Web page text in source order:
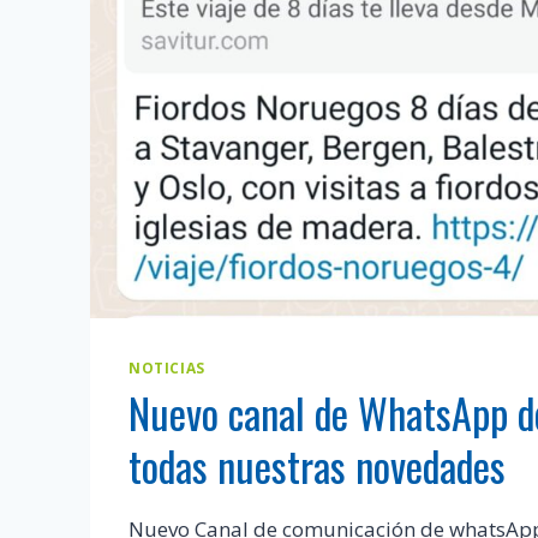
NOTICIAS
Nuevo canal de WhatsApp
todas nuestras novedades
Nuevo Canal de comunicación de